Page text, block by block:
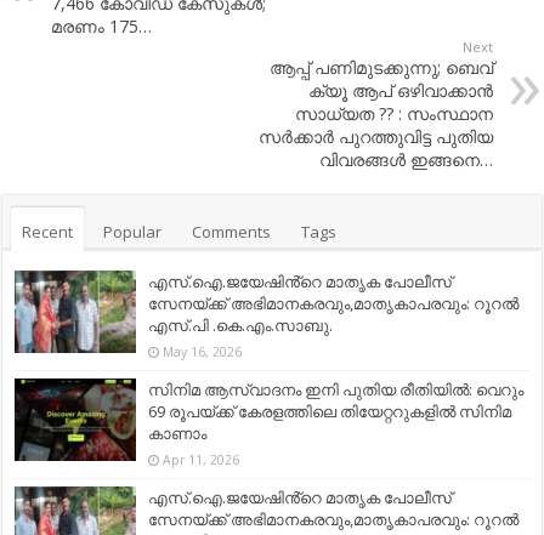
മരണം 175…
Next
ആപ്പ് പണിമുടക്കുന്നു; ബെവ്
ക്യൂ ആപ് ഒഴിവാക്കാന്‍
സാധ്യത ?? : സംസ്ഥാന
സര്‍ക്കാര്‍ പുറത്തുവിട്ട പുതിയ
വിവരങ്ങള്‍ ഇങ്ങനെ…
Recent Popular Comments Tags
എസ്.ഐ.ജയേഷിൻ്റെ മാതൃക പോലീസ്
സേനയ്ക്ക് അഭിമാനകരവും,മാതൃകാപരവും: റൂറൽ
എസ്.പി .കെ.എം.സാബു.
May 16, 2026
സിനിമ ആസ്വാദനം ഇനി പുതിയ രീതിയിൽ: വെറും
69 രൂപയ്ക്ക് കേരളത്തിലെ തിയേറ്ററുകളിൽ സിനിമ
കാണാം
Apr 11, 2026
എസ്.ഐ.ജയേഷിൻ്റെ മാതൃക പോലീസ്
സേനയ്ക്ക് അഭിമാനകരവും,മാതൃകാപരവും: റൂറൽ